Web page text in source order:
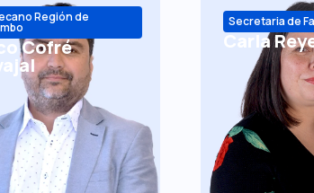
Región de
Cofré
Secretaria de
Carla